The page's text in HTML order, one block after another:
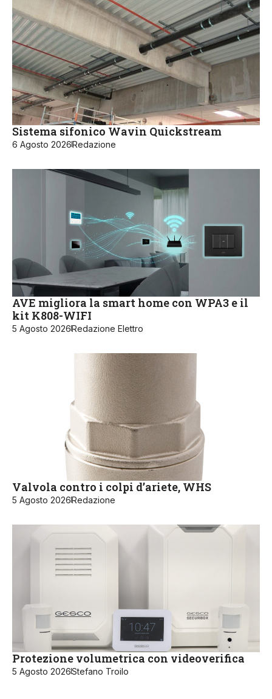
Sistema sifonico Wavin Quickstream
6 Agosto 2026Redazione
AVE migliora la smart home con WPA3 e il
kit K808-WIFI
5 Agosto 2026Redazione Elettro
Valvola contro i colpi d’ariete, WHS
5 Agosto 2026Redazione
Protezione volumetrica con videoverifica
5 Agosto 2026Stefano Troilo